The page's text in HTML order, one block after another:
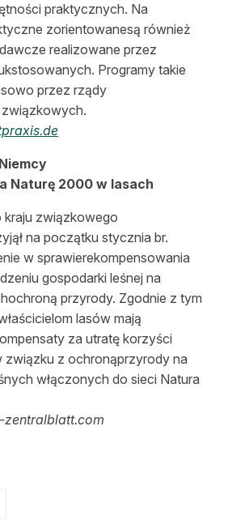
praktycznych. Na
zorientowanesą również
realizowane przez
Programy takie
przez rządy
Naturę 2000 w lasach
kraju związkowego
na początku stycznia br.
w sprawierekompensowania
gospodarki leśnej na
przyrody. Zgodnie z tym
lasów mają
za utratę korzyści
związku z ochronąprzyrody na
włączonych do sieci Natura
zentralblatt.com